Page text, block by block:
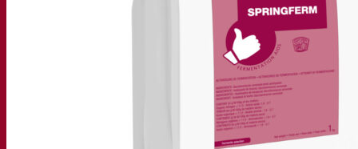
Fermentis Academy™
Produzione in conto terzi
Degustazioni di bevande